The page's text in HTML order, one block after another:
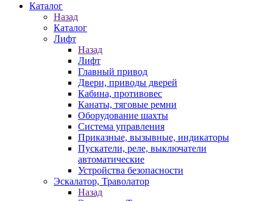
Каталог
Назад
Каталог
Лифт
Назад
Лифт
Главный привод
Двери, приводы дверей
Кабина, противовес
Канаты, тяговые ремни
Оборудование шахты
Система управления
Приказные, вызывные, индикаторы
Пускатели, реле, выключатели
автоматические
Устройства безопасности
Эскалатор, Траволатор
Назад